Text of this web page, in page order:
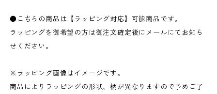
●こちらの商品は【ラッピング対応】可能商品です。
ラッピングを御希望の方は御注文確定後にメールにてお知ら
せください。
※ラッピング画像はイメージです。
商品によりラッピングの形状、柄が異なりますので予めご了